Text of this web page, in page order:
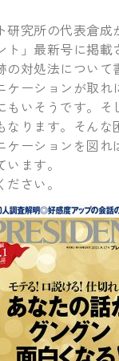
研究所の代表倉成
ト」最新号に掲載
対処法について
ケーションが取れ
もいそうです。そ
なります。そんな
ケーションを図れ
ます。
さい。